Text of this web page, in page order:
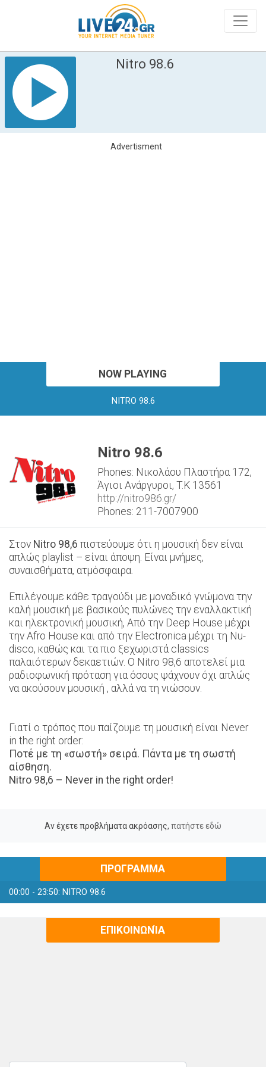
Nitro 98.6
Advertisment
NOW PLAYING
NITRO 98.6
Nitro 98.6
Phones: Νικολάου Πλαστήρα 172,
Άγιοι Ανάργυροι, T.K 13561
http://nitro986.gr/
Phones: 211-7007900
Στον Nitro 98,6 πιστεύουμε ότι η μουσική δεν είναι
απλώς playlist – είναι άποψη. Είναι μνήμες,
συναισθήματα, ατμόσφαιρα.
Επιλέγουμε κάθε τραγούδι με μοναδικό γνώμονα την
καλή μουσική με βασικούς πυλώνες την εναλλακτική
και ηλεκτρονική μουσική, Από την Deep House μέχρι
την Afro House και από την Electronica μέχρι τη Nu-
disco, καθώς και τα πιο ξεχωριστά classics
παλαιότερων δεκαετιών. Ο Nitro 98,6 αποτελεί μια
ραδιοφωνική πρόταση για όσους ψάχνουν όχι απλώς
να ακούσουν μουσική , αλλά να τη νιώσουν.
Γιατί ο τρόπος που παίζουμε τη μουσική είναι Never
in the right order:
Ποτέ με τη «σωστή» σειρά. Πάντα με τη σωστή
αίσθηση.
Nitro 98,6 – Never in the right order!
Αν έχετε προβλήματα ακρόασης, πατήστε εδώ
ΠΡΟΓΡΑΜΜΑ
00:00 - 23:50: NITRO 98.6
ΕΠΙΚΟΙΝΩΝΊΑ